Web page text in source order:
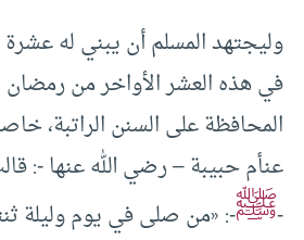
وليجتهد المسلم أن يبني له عشرة
في هذه العشر الأواخر من
المحافظة على السنن الراتبة،
عنأم حبيبة – رضي الله عنها -:
-ﷺ-: «من صلى في يوم وليلة